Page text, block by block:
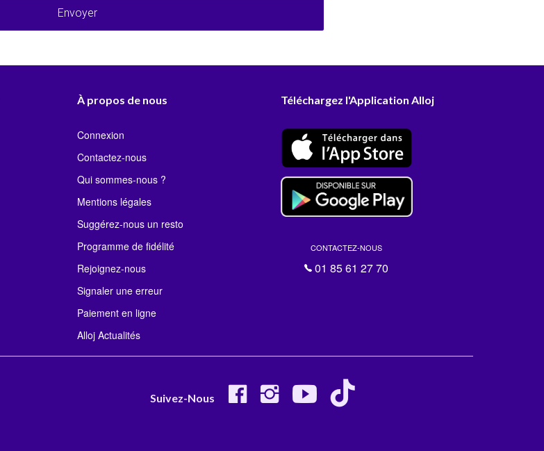
Envoyer
À propos de nous
Connexion
Contactez-nous
Qui sommes-nous ?
Mentions légales
Suggérez-nous un resto
Programme de fidélité
Rejoignez-nous
Signaler une erreur
Paiement en ligne
Alloj Actualités
Téléchargez l'Application Alloj
CONTACTEZ-NOUS
01 85 61 27 70
Suivez-Nous